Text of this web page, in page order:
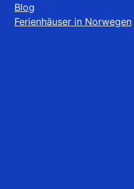
Blog
Ferienhäuser in Norwegen